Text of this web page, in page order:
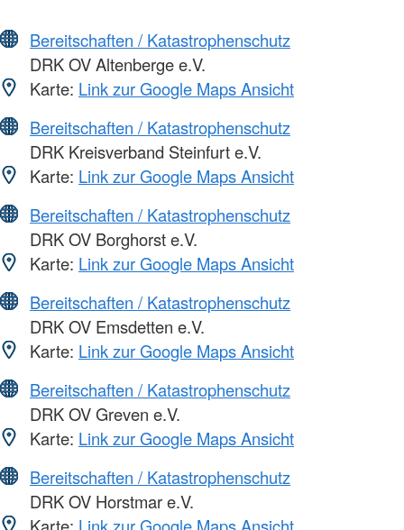
Bereitschaften / Katastrophenschutz
DRK OV Altenberge e.V.
Karte: Link zur Google Maps Ansicht
Bereitschaften / Katastrophenschutz
DRK Kreisverband Steinfurt e.V.
Karte: Link zur Google Maps Ansicht
Bereitschaften / Katastrophenschutz
DRK OV Borghorst e.V.
Karte: Link zur Google Maps Ansicht
Bereitschaften / Katastrophenschutz
DRK OV Emsdetten e.V.
Karte: Link zur Google Maps Ansicht
Bereitschaften / Katastrophenschutz
DRK OV Greven e.V.
Karte: Link zur Google Maps Ansicht
Bereitschaften / Katastrophenschutz
DRK OV Horstmar e.V.